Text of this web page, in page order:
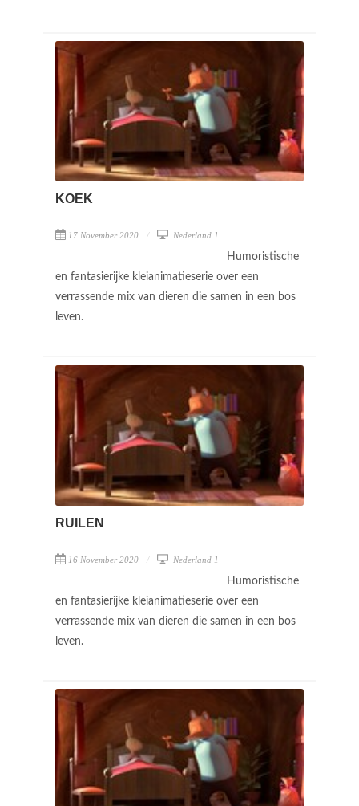
KOEK
17 November 2020 Nederland 1
Humoristische
en fantasierijke kleianimatieserie over een
verrassende mix van dieren die samen in een bos
leven.
RUILEN
16 November 2020 Nederland 1
Humoristische
en fantasierijke kleianimatieserie over een
verrassende mix van dieren die samen in een bos
leven.